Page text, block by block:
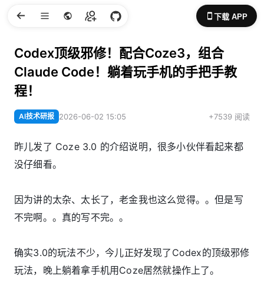
下载 APP
Codex顶级邪修！配合Coze3，组合
Claude Code！躺着玩手机的手把手教
程！
AI技术研报 2026-06-02 15:05 +7539 阅读
昨儿发了 Coze 3.0 的介绍说明，很多小伙伴看起来都
没仔细看。
因为讲的太杂、太长了，老金我也这么觉得。。但是写
不完啊。。真的写不完。。
确实3.0的玩法不少，今儿正好发现了Codex的顶级邪修
玩法，晚上躺着拿手机用Coze居然就操作上了。